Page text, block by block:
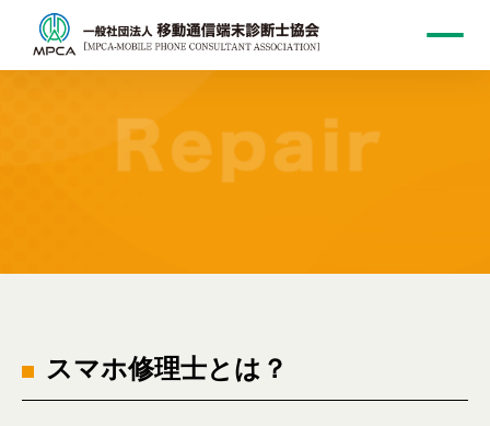
スマホ修理士資格
スマホ修理士とは？